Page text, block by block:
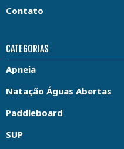
Contato
CATEGORIAS
Apneia
Natação Águas Abertas
Paddleboard
SUP